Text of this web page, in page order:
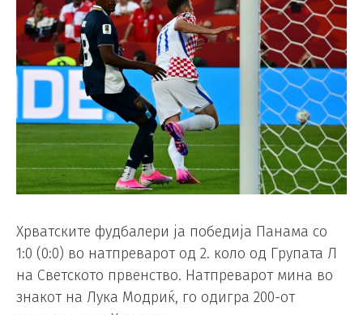
Хрватските фудбалери ја победија Панама со
1:0 (0:0) во натпреварот од 2. коло од Групата Л
на Светското првенство. Натпреварот мина во
знакот на Лука Модриќ, го одигра 200-от